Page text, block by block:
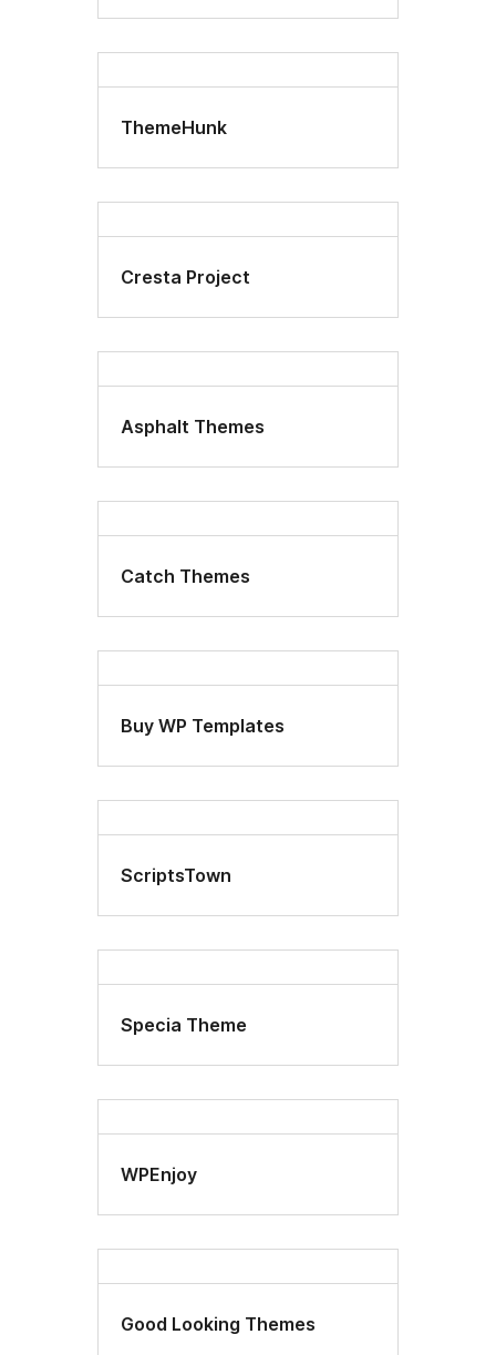
ThemeHunk
Cresta Project
Asphalt Themes
Catch Themes
Buy WP Templates
ScriptsTown
Specia Theme
WPEnjoy
Good Looking Themes